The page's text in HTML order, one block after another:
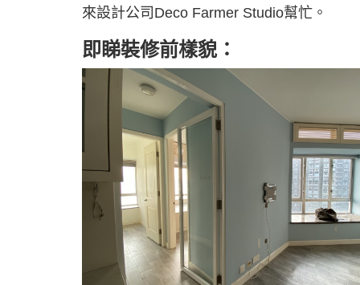
來設計公司Deco Farmer Studio幫忙。
即睇裝修前樣貌：